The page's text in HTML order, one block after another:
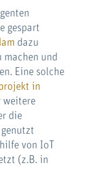
gespart
dazu
machen und
Eine solche
in
weitere
die
von IoT
(z.B. in